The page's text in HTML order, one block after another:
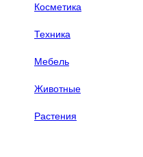
Косметика
Техника
Мебель
Животные
Растения